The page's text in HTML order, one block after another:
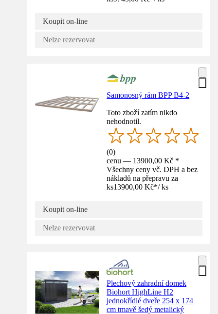
Koupit on-line
Nelze rezervovat
Samonosný rám BPP B4-2
Toto zboží zatím nikdo
nehodnotil.
(0)
cenu — 13900,00 Kč *
Všechny ceny vč. DPH a bez
nákladů na přepravu za
ks13900,00 Kč*/ ks
Koupit on-line
Nelze rezervovat
Plechový zahradní domek
Biohort HighLine H2
jednokřídlé dveře 254 x 174
cm tmavě šedý metalický